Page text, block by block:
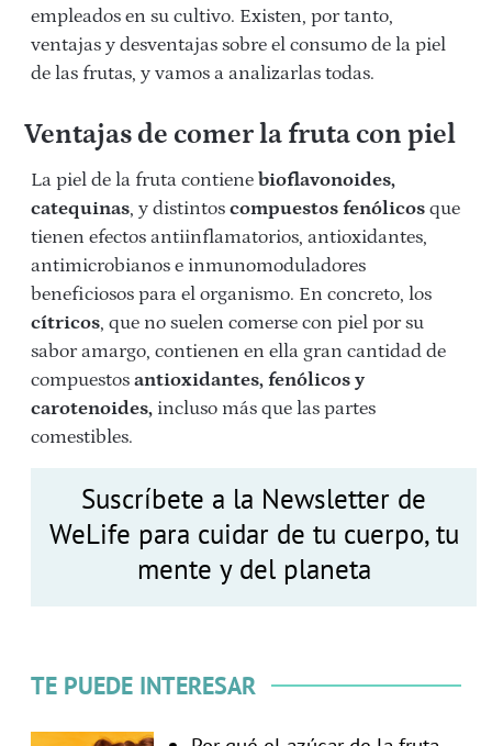
empleados en su cultivo. Existen, por tanto,
ventajas y desventajas sobre el consumo de la piel
de las frutas, y vamos a analizarlas todas.
Ventajas de comer la fruta con piel
La piel de la fruta contiene bioflavonoides,
catequinas, y distintos compuestos fenólicos que
tienen efectos antiinflamatorios, antioxidantes,
antimicrobianos e inmunomoduladores
beneficiosos para el organismo. En concreto, los
cítricos, que no suelen comerse con piel por su
sabor amargo, contienen en ella gran cantidad de
compuestos antioxidantes, fenólicos y
carotenoides, incluso más que las partes
comestibles.
Suscríbete a la Newsletter de
WeLife para cuidar de tu cuerpo, tu
mente y del planeta
TE PUEDE INTERESAR